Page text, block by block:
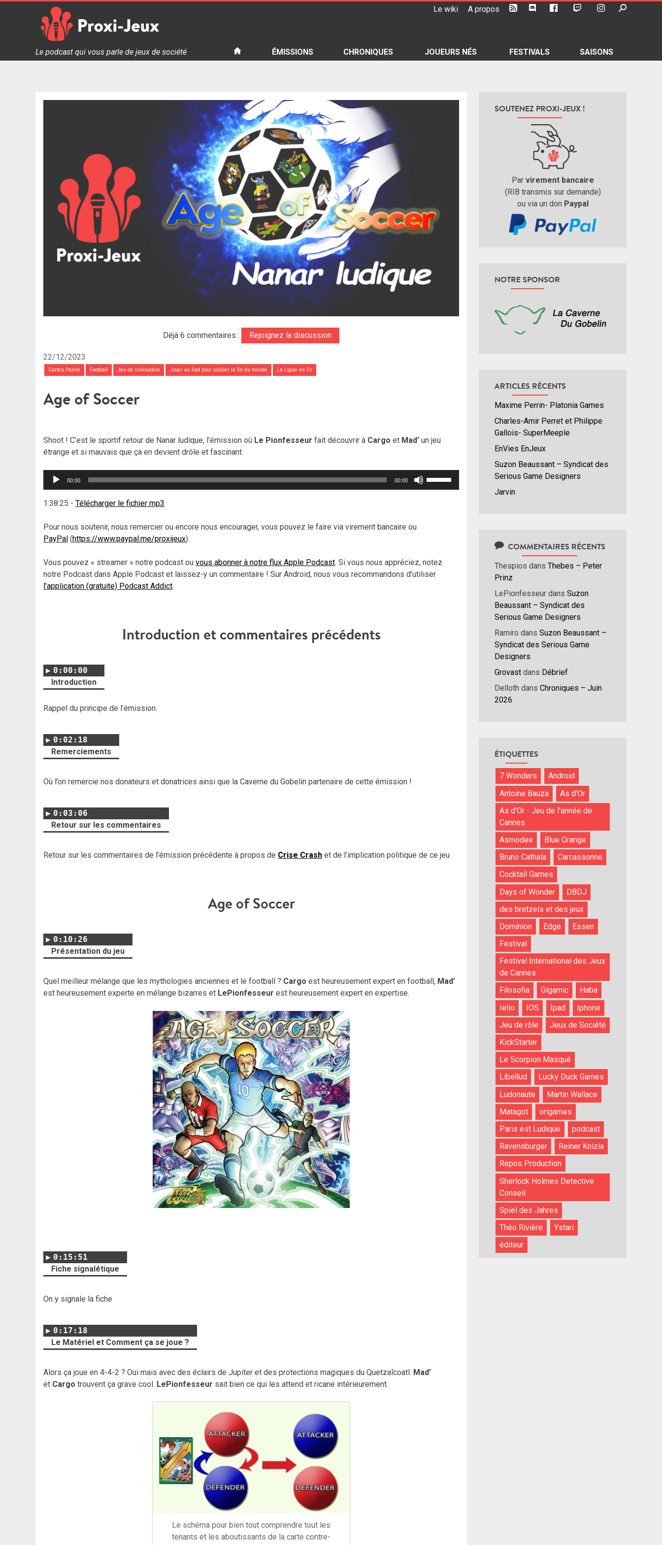
Le wiki A propos
Proxi Jeux - Le podcast qui vous parle de jeux de société
Le podcast qui vous parle de jeux de société ÉMISSIONS CHRONIQUES JOUEURS NÉS FESTIVALS SAISONS
Déjà 6 commentaires : Rejoignez la discussion
22/12/2023
Cartes Panini Football Jeu de civilisation Jouer au foot pour oublier la fin du monde La Ligue en Or
Age of Soccer
Shoot ! C’est le sportif retour de Nanar ludique, l’émission où Le Pionfesseur fait découvrir à Cargo et Mad’ un jeu
étrange et si mauvais que ça en devient drôle et fascinant.
Lecteur
00:00 00:00
diminuer
1:38:25 - Télécharger le fichier mp3
Pour nous soutenir, nous remercier ou encore nous encourager, vous pouvez le faire via virement bancaire ou
PayPal (https://www.paypal.me/proxijeux).
Vous pouvez « streamer » notre podcast ou vous abonner à notre flux Apple Podcast. Si vous nous appréciez, notez
notre Podcast dans Apple Podcast et laissez-y un commentaire ! Sur Android, nous vous recommandons d’utiliser
l’application (gratuite) Podcast Addict.
Introduction et commentaires précédents
0:00:00
Introduction
Rappel du principe de l’émission.
0:02:18
Remerciements
Où l’on remercie nos donateurs et donatrices ainsi que la Caverne du Gobelin partenaire de cette émission !
0:03:06
Retour sur les commentaires
Retour sur les commentaires de l’émission précédente à propos de Crise Crash et de l’implication politique de ce jeu
Age of Soccer
0:10:26
Présentation du jeu
Quel meilleur mélange que les mythologies anciennes et le football ? Cargo est heureusement expert en football, Mad’
est heureusement experte en mélange bizarres et LePionfesseur est heureusement expert en expertise.
0:15:51
Fiche signalétique
On y signale la fiche
0:17:18
Le Matériel et Comment ça se joue ?
Alors ça joue en 4-4-2 ? Oui mais avec des éclairs de Jupiter et des protections magiques du Quetzalcoatl. Mad’
et Cargo trouvent ça grave cool. LePionfesseur sait bien ce qui les attend et ricane intérieurement.
Le schéma pour bien tout comprendre tout les
tenants et les aboutissants de la carte contre-
SOUTENEZ PROXI-JEUX !
Par virement bancaire
(RIB transmis sur demande)
ou via un don Paypal
NOTRE SPONSOR
ARTICLES RÉCENTS
Maxime Perrin- Platonia Games
Charles-Amir Perret et Philippe
Gallois- SuperMeeple
EnVies EnJeux
Suzon Beaussant – Syndicat des
Serious Game Designers
Jarvin
COMMENTAIRES RÉCENTS
Thespios dans Thebes – Peter
Prinz
LePionfesseur dans Suzon
Beaussant – Syndicat des
Serious Game Designers
Ramiro dans Suzon Beaussant –
Syndicat des Serious Game
Designers
Grovast dans Débrief
Delloth dans Chroniques – Juin
2026
ÉTIQUETTES
7 Wonders
Android
Antoine Bauza
As d'Or
As d'Or - Jeu de l'année de
Cannes
Asmodee
Blue Orange
Bruno Cathala
Carcassonne
Cocktail Games
Days of Wonder
DBDJ
des bretzels et des jeux
Dominion
Edge
Essen
Festival
Festival International des Jeux
de Cannes
Filosofia
Gigamic
Haba
Iello
IOS Ipad
Iphone
Jeu de rôle
Jeux de Société
KickStarter
Le Scorpion Masqué
Libellud
Lucky Duck Games
Ludonaute
Martin Wallace
Matagot
origames
Paris est Ludique
podcast
Ravensburger
Reiner Knizia
Repos Production
Sherlock Holmes Detective
Conseil
Spiel des Jahres
Théo Rivière
Ystari
éditeur